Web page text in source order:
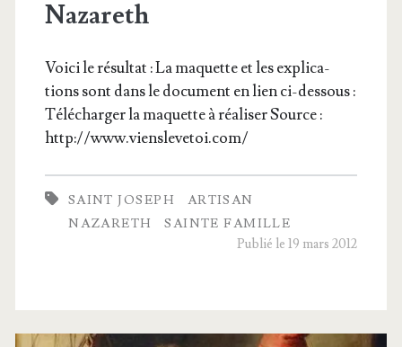
Nazareth
Voi­ci le résul­tat : La maquette et les expli­ca­
tions sont dans le docu­ment en lien ci-des­sous :
Télé­char­ger la maquette à réa­li­ser Source :
http://www.vienslevetoi.com/
SAINT JOSEPH
ARTISAN
NAZARETH
SAINTE FAMILLE
Publié le 19 mars 2012